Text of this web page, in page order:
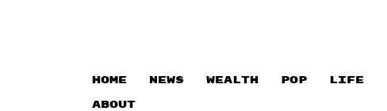
HOME NEWS WEALTH POP LIFE
ABOUT